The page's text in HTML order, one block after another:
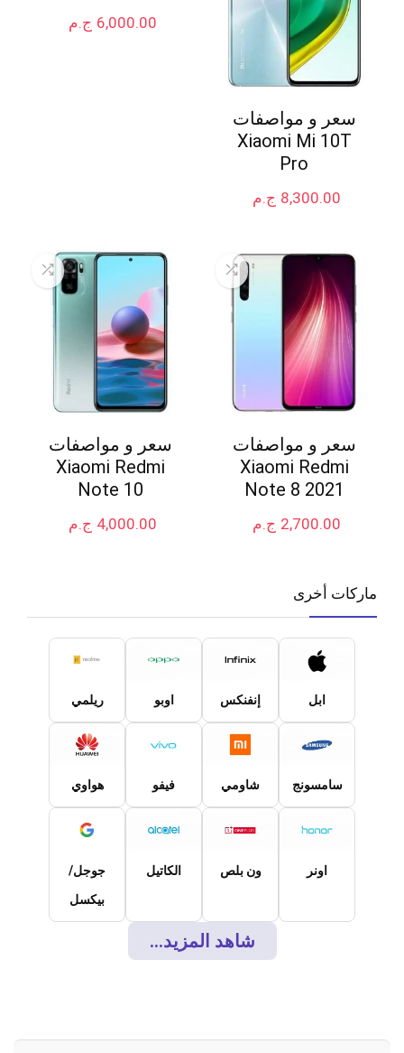
سعر و مواصفات
Xiaomi Mi 10T
Pro
ج.م 8,300.00
ج.م 6,000.00
سعر و مواصفات
Xiaomi Redmi
Note 8 2021
ج.م 2,700.00
سعر و مواصفات
Xiaomi Redmi
Note 10
ج.م 4,000.00
ماركات أخرى
ابل إنفنكس اوبو ريلمي
سامسونج شاومي فيفو هواوي
اونر ون بلص الكاتيل
جوجل/
بيكسل
شاهد المزيد...